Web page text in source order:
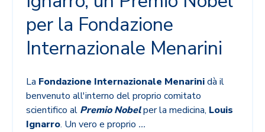
per la Fondazione
Internazionale Menarini
La Fondazione Internazionale Menarinidà il
benvenuto all'interno del proprio comitato
scientifico al Premio Nobelper la medicina, Louis
Ignarro. Un vero e proprio ...